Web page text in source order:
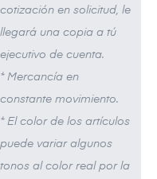
cotización en solicitud, le
llegará una copia a tú
ejecutivo de cuenta.
* Mercancía en
constante movimiento.
* El color de los artículos
puede variar algunos
tonos al color real por la